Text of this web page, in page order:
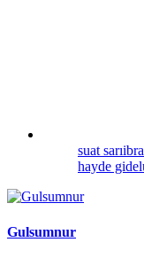
suat
hayde
Gulsumnur